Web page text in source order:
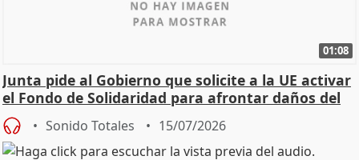
01:08
Junta pide al Gobierno que solicite a la UE activar
el Fondo de Solidaridad para afrontar daños del
Sonido Totales 15/07/2026